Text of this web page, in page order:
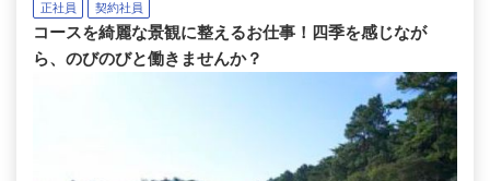
正社員 契約社員
コースを綺麗な景観に整えるお仕事！四季を感じなが
ら、のびのびと働きませんか？